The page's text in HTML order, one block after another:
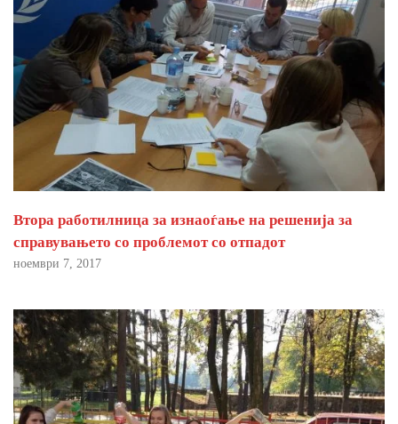
Втора работилница за изнаоѓање на решенија за
справувањето со проблемот со отпадот
ноември 7, 2017